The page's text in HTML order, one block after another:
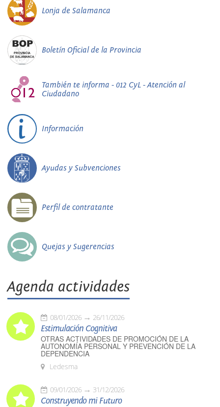
Lonja de Salamanca
Boletín Oficial de la Provincia
También te informa - 012 CyL - Atención al
Ciudadano
Información
Ayudas y Subvenciones
Perfil de contratante
Quejas y Sugerencias
Agenda actividades
08/01/2026 26/11/2026
Estimulación Cognitiva
OTRAS ACTIVIDADES DE PROMOCIÓN DE LA
AUTONOMÍA PERSONAL Y PREVENCIÓN DE LA
DEPENDENCIA
Ledesma
09/01/2026 31/12/2026
Construyendo mi Futuro